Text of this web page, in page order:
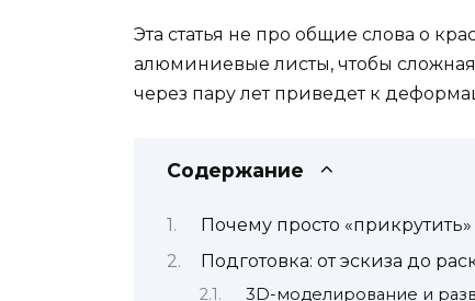
Эта статья не про общие слова о
алюминиевые листы, чтобы
через пару лет приведет к
Содержание
Почему просто
Подготовка: от эскиза до
3D-моделирование и